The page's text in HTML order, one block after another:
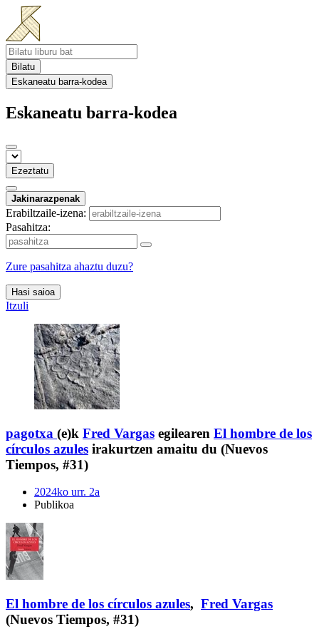
Bilatu
Eskaneatu barra-kodea
Eskaneatu barra-kodea
Ezeztatu
Jakinarazpenak
Erabiltzaile-izena:
Pasahitza:
Zure pasahitza ahaztu duzu?
Hasi saioa
Itzuli
pagotxa (e)k Fred Vargas egilearen El hombre de los
círculos azules irakurtzen amaitu du (Nuevos
Tiempos, #31)
2024ko urr. 2a
Publikoa
El hombre de los círculos azules, Fred Vargas
(Nuevos Tiempos, #31)